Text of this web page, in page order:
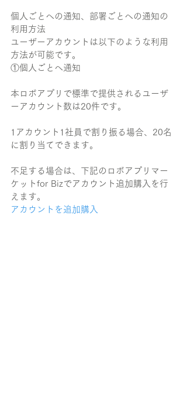
個人ごとへの通知、部署ごとへの通知の
利用方法
ユーザーアカウントは以下のような利用
方法が可能です。
①個人ごとへ通知
本ロボアプリで標準で提供されるユーザ
ーアカウント数は20件です。
1アカウント1社員で割り振る場合、20名
に割り当てできます。
不足する場合は、下記のロボアプリマー
ケットfor Bizでアカウント追加購入を行
えます。
アカウントを追加購入